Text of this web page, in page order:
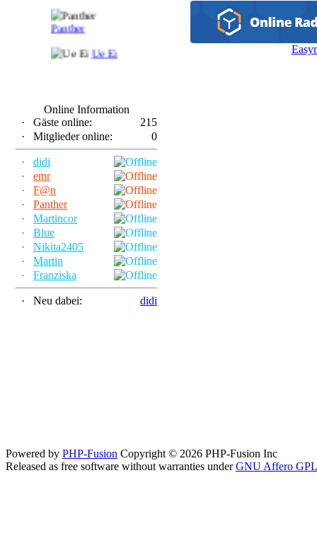
Panther
Ue Ei
Online Information
·
Gäste online:
215
·
Mitglieder online: 0
·
didi
·
emr
·
F@n
·
Panther
·
Martincor
·
Blue
·
Nikita2405
·
Martin
·
Franziska
· Neu dabei: didi
Powered by PHP-Fusion Copyright © 2026 PHP-Fusion Inc
Released as free software without warranties underGNU Affero GPL